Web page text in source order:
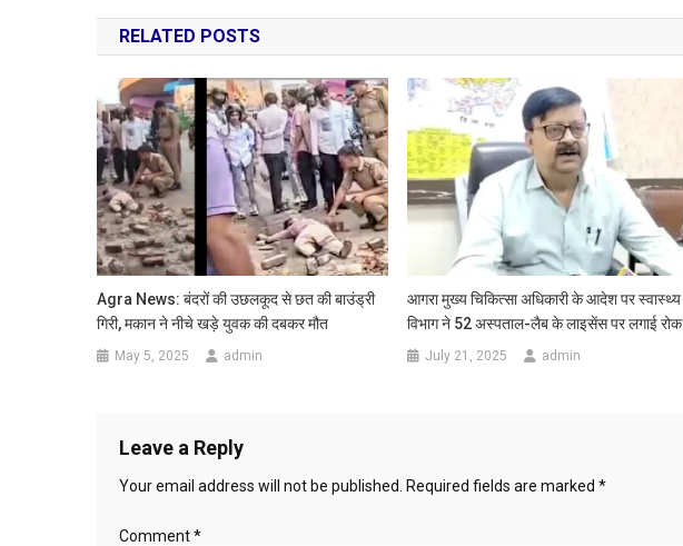
navigation
RELATED POSTS
Agra News: बंदरों की उछलकूद से छत की बाउंड्री
गिरी, मकान ने नीचे खड़े युवक की दबकर मौत
May 5, 2025 admin
आगरा मुख्य चिकित्सा अधिकारी के आदेश पर स्वास्थ्य
विभाग ने 52 अस्पताल-लैब के लाइसेंस पर लगाई रोक
July 21, 2025 admin
Leave a Reply
Your email address will not be published. Required fields are marked *
Comment*